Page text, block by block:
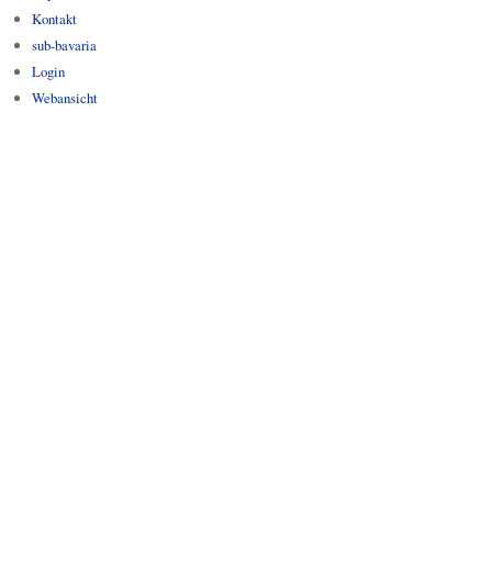
Kontakt
sub-bavaria
Login
Webansicht